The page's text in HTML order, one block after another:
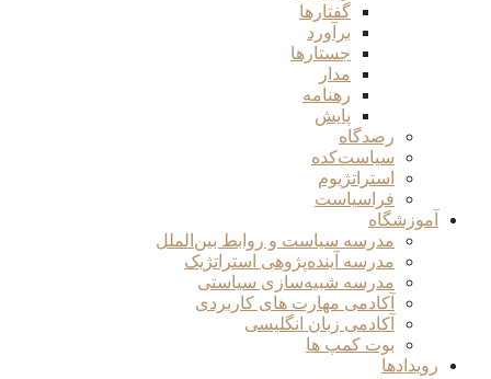
گفتارها
برآورد
جستارها
مدار
رهنامه
پایش
رصدگاه
سیاست‌کده
استراتژیوم
فراسیاست
آموزشگاه
مدرسه سیاست و روابط بین‌الملل
مدرسه آینده‌پژوهی استراتژیک
مدرسه شبیه‌سازی سیاستی
آکادمی مهارت های کاربردی
آکادمی زبان انگلیسی
بوت کمپ ها
رویدادها